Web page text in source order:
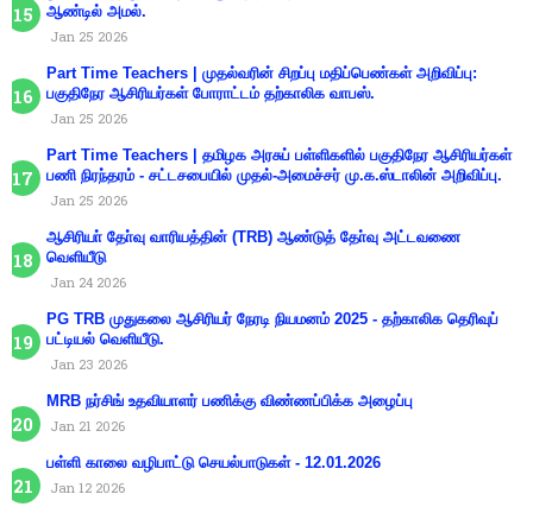
ஆண்டில் அமல்.
Jan 25 2026
Part Time Teachers | முதல்வரின் சிறப்பு மதிப்பெண்கள் அறிவிப்பு:
பகுதிநேர ஆசிரியர்கள் போராட்டம் தற்காலிக வாபஸ்.
Jan 25 2026
Part Time Teachers | தமிழக அரசுப் பள்ளிகளில் பகுதிநேர ஆசிரியர்கள்
பணி நிரந்தரம் - சட்டசபையில் முதல்-அமைச்சர் மு.க.ஸ்டாலின் அறிவிப்பு.
Jan 25 2026
ஆசிரியா் தோ்வு வாரியத்தின் (TRB) ஆண்டுத் தோ்வு அட்டவணை
வெளியீடு
Jan 24 2026
PG TRB முதுகலை ஆசிரியர் நேரடி நியமனம் 2025 - தற்காலிக தெரிவுப்
பட்டியல் வெளியீடு.
Jan 23 2026
MRB நர்சிங் உதவியாளர் பணிக்கு விண்ணப்பிக்க அழைப்பு
Jan 21 2026
பள்ளி காலை வழிபாட்டு செயல்பாடுகள் - 12.01.2026
Jan 12 2026